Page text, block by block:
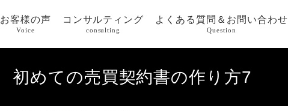
お客様の声
Voice
コンサルティング
consulting
よくある質問＆お問い合わせ
Question
初めての売買契約書の作り方7